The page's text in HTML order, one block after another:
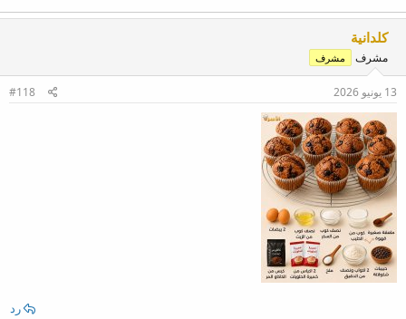
كلدانية
مشرف مشرف
13 يونيو 2026 #118
رد